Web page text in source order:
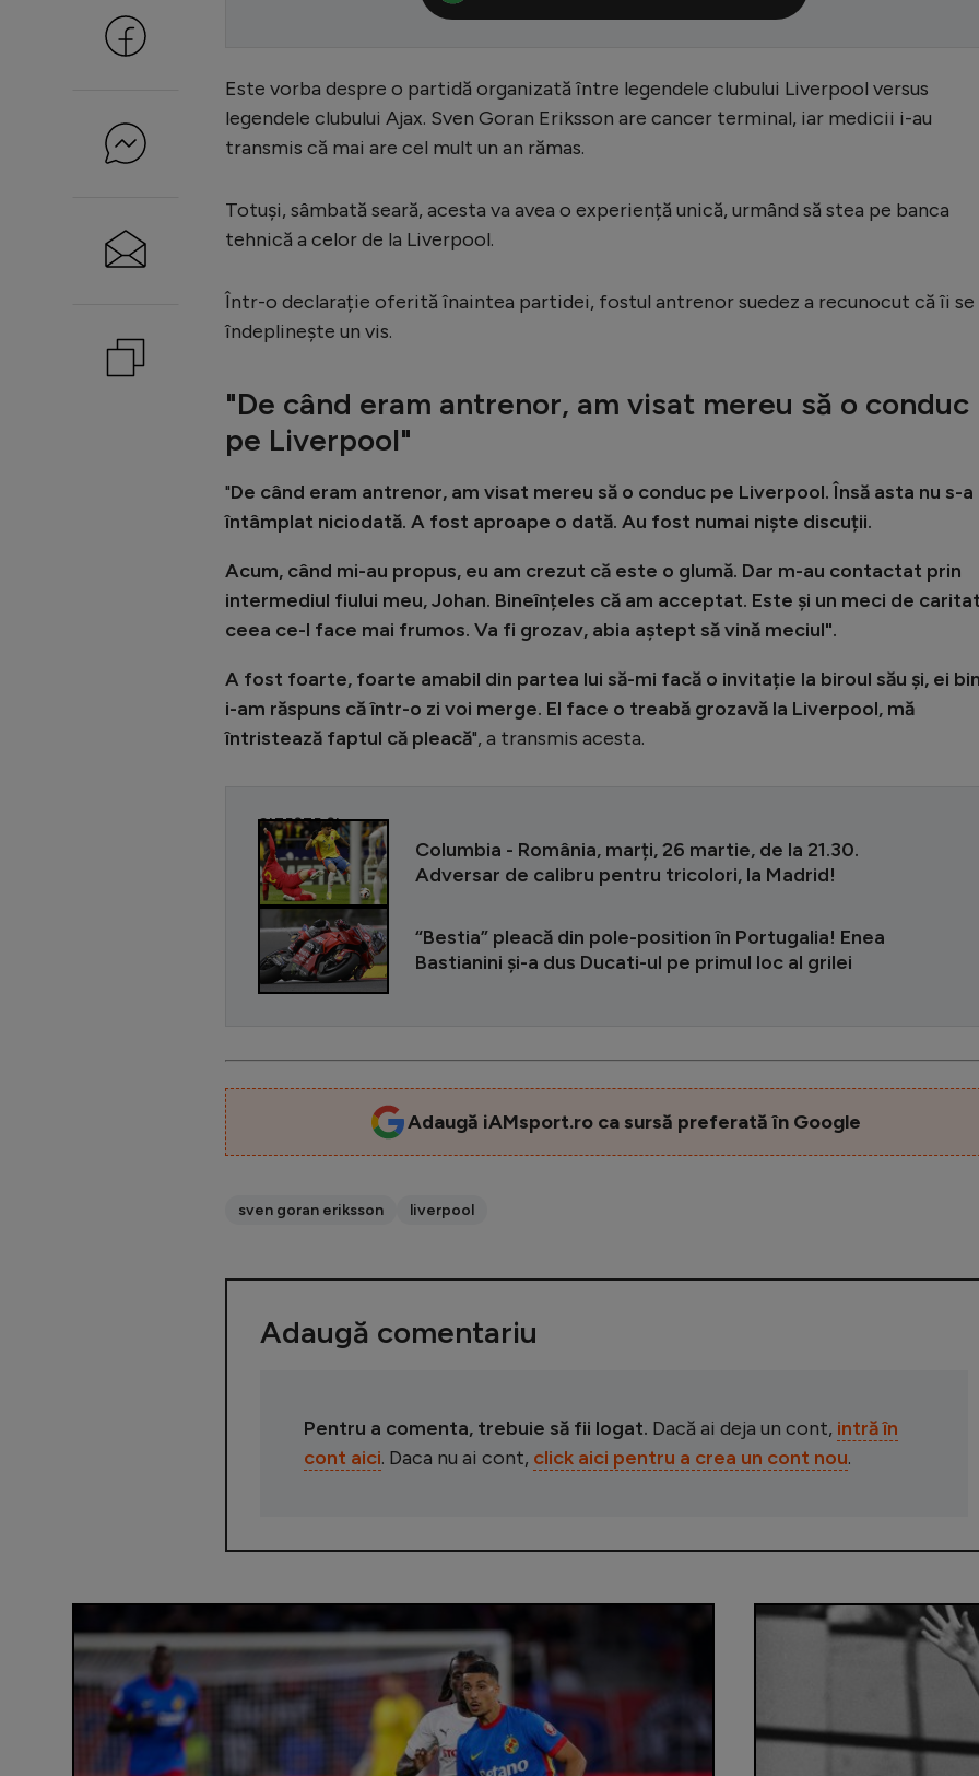
Este vorba despre o partidă organizată între legendele clubului Liverpool versus
legendele clubului Ajax. Sven Goran Eriksson are cancer terminal, iar medicii i-au
transmis că mai are cel mult un an rămas.
Totuși, sâmbată seară, acesta va avea o experiență unică, urmând să stea pe banca
tehnică a celor de la Liverpool.
Într-o declarație oferită înaintea partidei, fostul antrenor suedez a recunocut că îi se
îndeplinește un vis.
"De când eram antrenor, am visat mereu să o conduc
pe Liverpool"
"De când eram antrenor, am visat mereu să o conduc pe Liverpool. Însă asta nu s-a
întâmplat niciodată. A fost aproape o dată. Au fost numai niște discuții.
Acum, când mi-au propus, eu am crezut că este o glumă. Dar m-au contactat prin
intermediul fiului meu, Johan. Bineînțeles că am acceptat. Este și un meci de
ceea ce-l face mai frumos. Va fi grozav, abia aștept să vină meciul".
A fost foarte, foarte amabil din partea lui să-mi facă o invitație la biroul său și, ei
i-am răspuns că într-o zi voi merge. El face o treabă grozavă la Liverpool, mă
întristează faptul că pleacă", a transmis acesta.
CITEȘTE ȘI
Columbia - România, marți, 26 martie, de la 21.30.
Adversar de calibru pentru tricolori, la Madrid!
“Bestia” pleacă din pole-position în Portugalia! Enea
Bastianini și-a dus Ducati-ul pe primul loc al grilei
Adaugă iAMsport.ro ca sursă preferată în Google
sven goran eriksson liverpool
Adaugă comentariu
Pentru a comenta, trebuie să fii logat. Dacă ai deja un cont, intră în
cont aici. Daca nu ai cont, click aici pentru a crea un cont nou.